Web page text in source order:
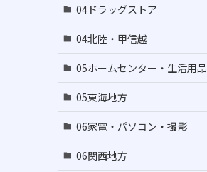
04ドラッグストア
04北陸・甲信越
05ホームセンター・生活用品
05東海地方
06家電・パソコン・撮影
06関西地方